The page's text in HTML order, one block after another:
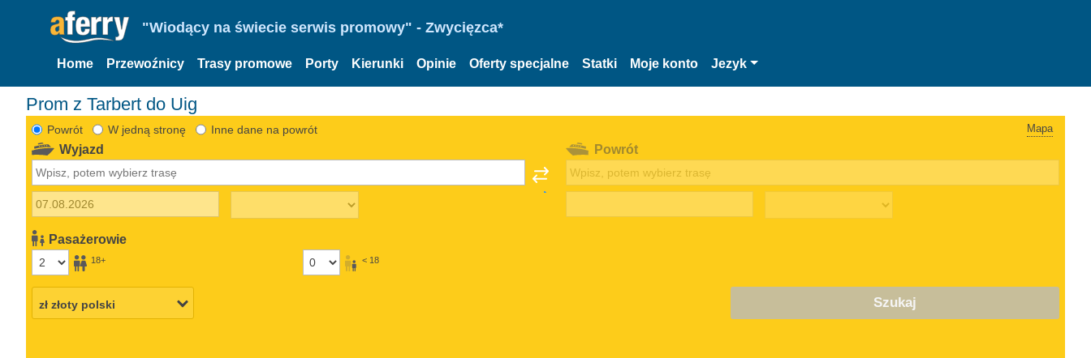
"Wiodący na świecie serwis promowy" - Zwycięzca*
Home Przewoźnicy Trasy promowe Porty Kierunki Opinie Oferty specjalne Statki Moje konto Jezyk
Prom z Tarbert do Uig
Powrót W jedną stronę Inne dane na powrót Mapa
Wyjazd
Pasażerowie
18+ < 18
Powrót
Szukaj